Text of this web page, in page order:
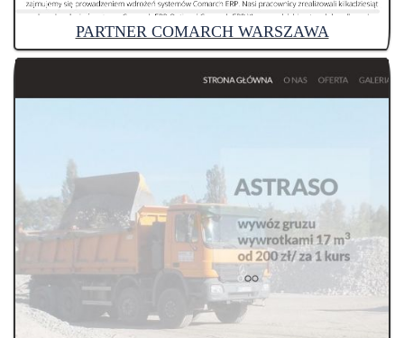
PARTNER COMARCH WARSZAWA